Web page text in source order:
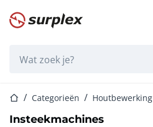
Startpagina
StartpaginaCategorieën Houtbewerking
Insteekmachines